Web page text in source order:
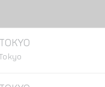
TOKYO